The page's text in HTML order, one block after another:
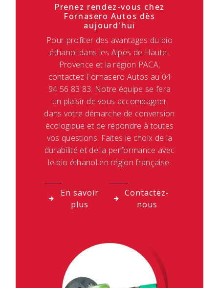
Prenez rendez-vous chez
Fornasero Autos dès
aujourd'hui
Pour profiter des avantages du bio
éthanol dans les Alpes de Haute-
Provence et la région PACA,
contactez Fornasero Autos au 04
94 56 83 83. Notre équipe se fera
un plaisir de vous accompagner
dans votre démarche de conversion
écologique et de répondre à toutes
vos questions. Faites le choix de la
durabilité et de la performance avec
le bio éthanol en région française.
En savoir
plus
Contactez-
nous